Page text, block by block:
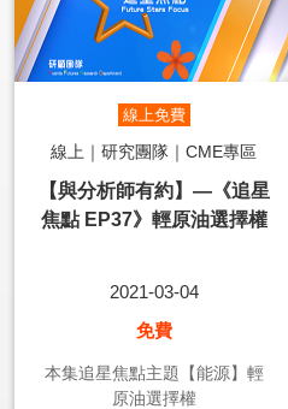
線上免費
線上｜研究團隊｜CME專區
【與分析師有約】—《追星
焦點 EP37》輕原油選擇權
2021-03-04
免費
本集追星焦點主題【能源】輕
原油選擇權